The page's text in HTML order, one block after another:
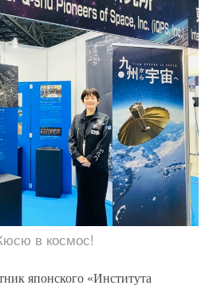
в космос!
японского «Института